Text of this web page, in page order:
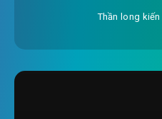
Thần long